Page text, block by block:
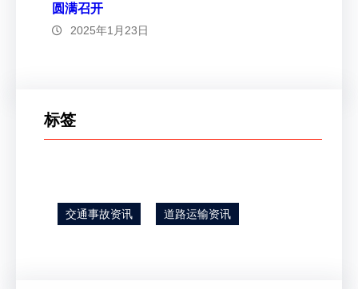
圆满召开
2025年1月23日
标签
交通事故资讯 道路运输资讯